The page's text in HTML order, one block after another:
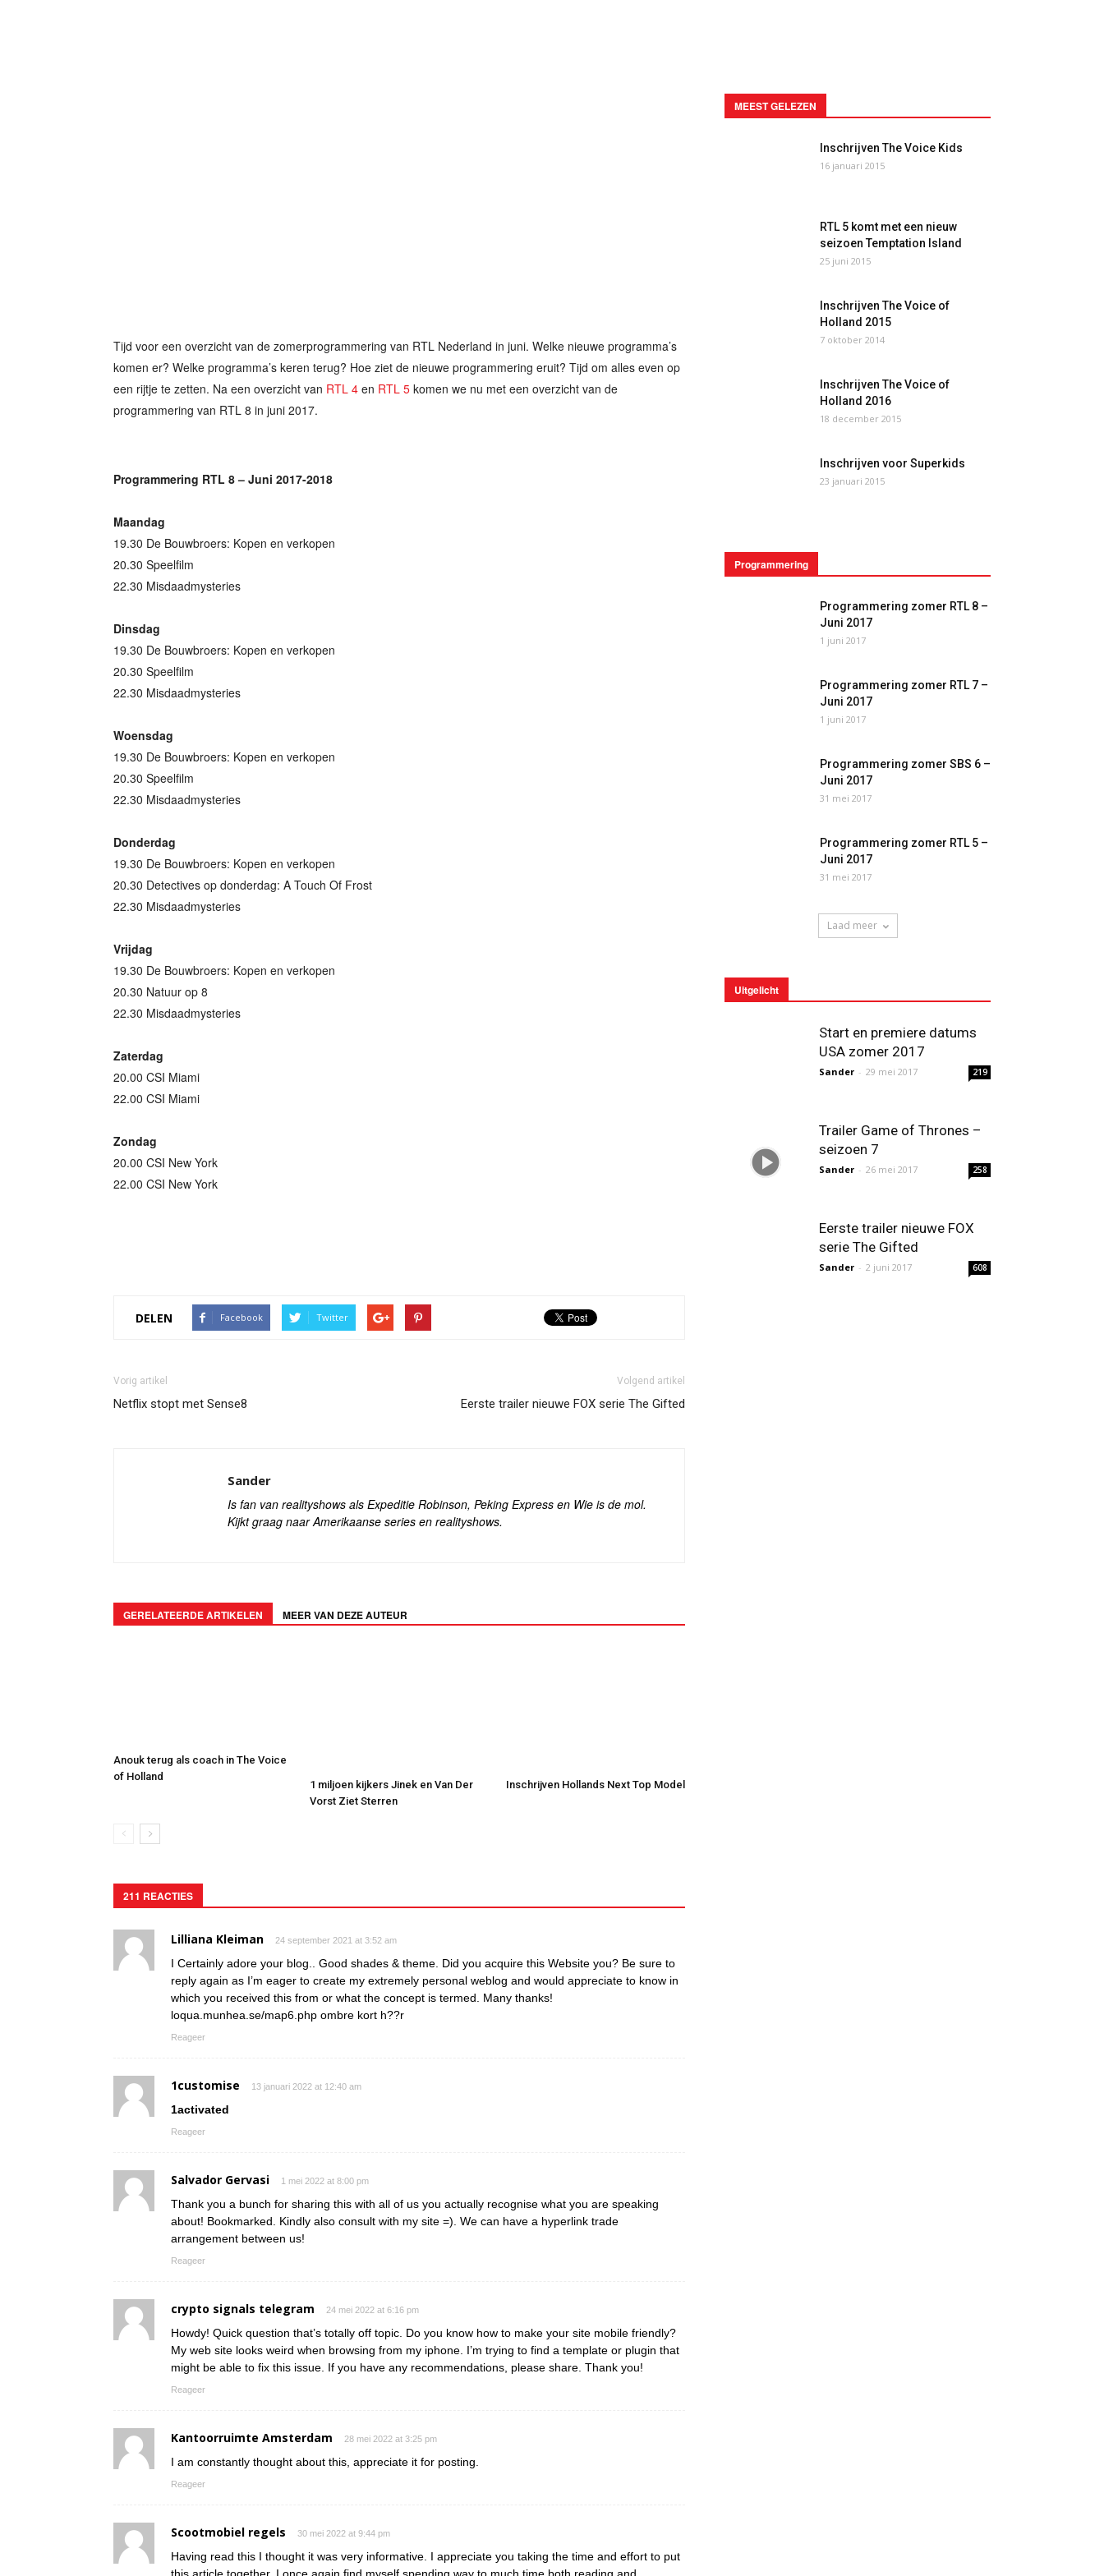
Tijd voor een overzicht van de zomerprogrammering van RTL Nederland in juni. Welke nieuwe programma’s
komen er? Welke programma’s keren terug? Hoe ziet de nieuwe programmering eruit? Tijd om alles even op
een rijtje te zetten. Na een overzicht van RTL 4 en RTL 5 komen we nu met een overzicht van de
programmering van RTL 8 in juni 2017.
Programmering RTL 8 – Juni 2017-2018
Maandag
19.30 De Bouwbroers: Kopen en verkopen
20.30 Speelfilm
22.30 Misdaadmysteries
Dinsdag
19.30 De Bouwbroers: Kopen en verkopen
20.30 Speelfilm
22.30 Misdaadmysteries
Woensdag
19.30 De Bouwbroers: Kopen en verkopen
20.30 Speelfilm
22.30 Misdaadmysteries
Donderdag
19.30 De Bouwbroers: Kopen en verkopen
20.30 Detectives op donderdag: A Touch Of Frost
22.30 Misdaadmysteries
Vrijdag
19.30 De Bouwbroers: Kopen en verkopen
20.30 Natuur op 8
22.30 Misdaadmysteries
Zaterdag
20.00 CSI Miami
22.00 CSI Miami
Zondag
20.00 CSI New York
22.00 CSI New York
DELEN Facebook Twitter
Vorig artikel
Netflix stopt met Sense8
Volgend artikel
Eerste trailer nieuwe FOX serie The Gifted
Sander
Is fan van realityshows als Expeditie Robinson, Peking Express en Wie is de mol.
Kijkt graag naar Amerikaanse series en realityshows.
GERELATEERDE ARTIKELEN MEER VAN DEZE AUTEUR
Anouk terug als coach in The Voice
of Holland
1 miljoen kijkers Jinek en Van Der
Vorst Ziet Sterren
Inschrijven Hollands Next Top Model
211 REACTIES
Lilliana Kleiman 24 september 2021 at 3:52 am
I Certainly adore your blog.. Good shades & theme. Did you acquire this Website you? Be sure to
reply again as I’m eager to create my extremely personal weblog and would appreciate to know in
which you received this from or what the concept is termed. Many thanks!
loqua.munhea.se/map6.php ombre kort h??r
Reageer
1customise 13 januari 2022 at 12:40 am
1activated
Reageer
Salvador Gervasi 1 mei 2022 at 8:00 pm
Thank you a bunch for sharing this with all of us you actually recognise what you are speaking
about! Bookmarked. Kindly also consult with my site =). We can have a hyperlink trade
arrangement between us!
Reageer
crypto signals telegram 24 mei 2022 at 6:16 pm
Howdy! Quick question that’s totally off topic. Do you know how to make your site mobile friendly?
My web site looks weird when browsing from my iphone. I’m trying to find a template or plugin that
might be able to fix this issue. If you have any recommendations, please share. Thank you!
Reageer
Kantoorruimte Amsterdam 28 mei 2022 at 3:25 pm
I am constantly thought about this, appreciate it for posting.
Reageer
Scootmobiel regels 30 mei 2022 at 9:44 pm
Having read this I thought it was very informative. I appreciate you taking the time and effort to put
MEEST GELEZEN
Inschrijven The Voice Kids
16 januari 2015
RTL 5 komt met een nieuw
seizoen Temptation Island
25 juni 2015
Inschrijven The Voice of
Holland 2015
7 oktober 2014
Inschrijven The Voice of
Holland 2016
18 december 2015
Inschrijven voor Superkids
23 januari 2015
Programmering
Programmering zomer RTL 8 –
Juni 2017
1 juni 2017
Programmering zomer RTL 7 –
Juni 2017
1 juni 2017
Programmering zomer SBS 6 –
Juni 2017
31 mei 2017
Programmering zomer RTL 5 –
Juni 2017
31 mei 2017
Laad meer
Uitgelicht
Start en premiere datums
USA zomer 2017
Sander - 29 mei 2017 219
Trailer Game of Thrones –
seizoen 7
Sander - 26 mei 2017 258
Eerste trailer nieuwe FOX
serie The Gifted
Sander - 2 juni 2017 608